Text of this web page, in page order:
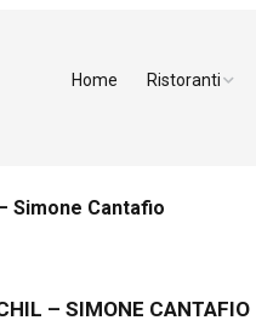
Home Ristoranti
Friuli Venezia
Simone Cantafio
– SIMONE CANTAFIO